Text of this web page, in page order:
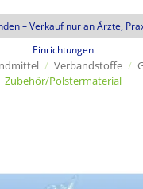
–Verkauf nur an Ärzte,
Einrichtungen
/ Verbandstoffe /
Zubehör/Polstermaterial